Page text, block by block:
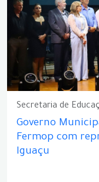
Secretaria de
Governo
Fermop com
Iguaçu